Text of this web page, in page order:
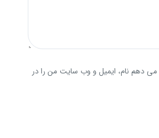
می دهم نام، ایمیل و وب سایت من را در